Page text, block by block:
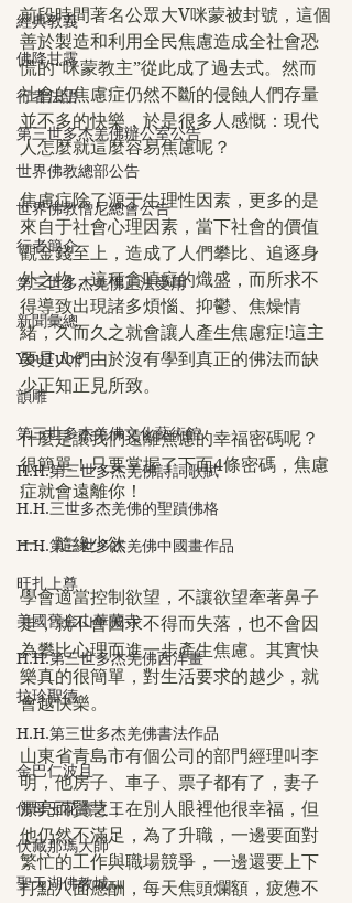
經典教義
佛降甘露
行者法語
第三世多杰羌佛辦公室公告
世界佛教總部公告
世界佛教僧尼總會公告
行者簡介
第三世多杰羌佛正法受用
新聞彙總
YouTube
韻雕
第三世多杰羌佛文化藝術館
H.H.第三世多杰羌佛詩詞歌賦
H.H.三世多杰羌佛的聖蹟佛格
H.H.第三世多杰羌佛中國畫作品
旺扎上尊
美國舊金山華藏寺
H.H.第三世多杰羌佛西洋畫
拉珍聖德
H.H.第三世多杰羌佛書法作品
金巴仁波且
佛母玉花壽之王
伏藏那瑪大師
聖天湖佛教城
前段時間著名公眾大V咪蒙被封號，這個
善於製造和利用全民焦慮造成全社會恐
慌的“咪蒙教主”從此成了過去式。然而
社會的焦慮症仍然不斷的侵蝕人們存量
並不多的快樂，於是很多人感慨：現代
人怎麼就這麼容易焦慮呢？
焦慮症除了源于生理性因素，更多的是
來自于社會心理因素，當下社會的價值
觀金錢至上，造成了人們攀比、追逐身
外之物，這種貪嗔癡的熾盛，而所求不
得導致出現諸多煩惱、抑鬱、焦燥情
緒，久而久之就會讓人產生焦慮症!這主
要是人們由於沒有學到真正的佛法而缺
少正知正見所致。
什麼是讓我們遠離焦慮的幸福密碼呢？
很簡單！只要掌握了下面4條密碼，焦慮
症就會遠離你！
一、隨緣少欲
學會適當控制欲望，不讓欲望牽著鼻子
走，就不會因求不得而失落，也不會因
為攀比心理而進一步產生焦慮。其實快
樂真的很簡單，對生活要求的越少，就
會越快樂。
山東省青島市有個公司的部門經理叫李
明，他房子、車子、票子都有了，妻子
漂亮而賢慧，在別人眼裡他很幸福，但
他仍然不滿足，為了升職，一邊要面對
繁忙的工作與職場競爭，一邊還要上下
打點八面應酬，每天焦頭爛額，疲憊不